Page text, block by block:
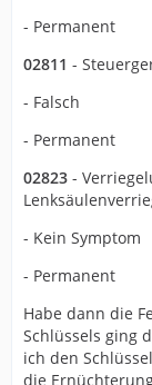
- Permanent
02811 -
- Falsch
- Permanent
02823 -
- Kein Symptom
- Permanent
Habe dann die
Schlüssels ging
ich den
die